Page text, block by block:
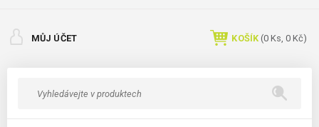
MŮJ ÚČET KOŠÍK (0 Ks, 0 Kč)